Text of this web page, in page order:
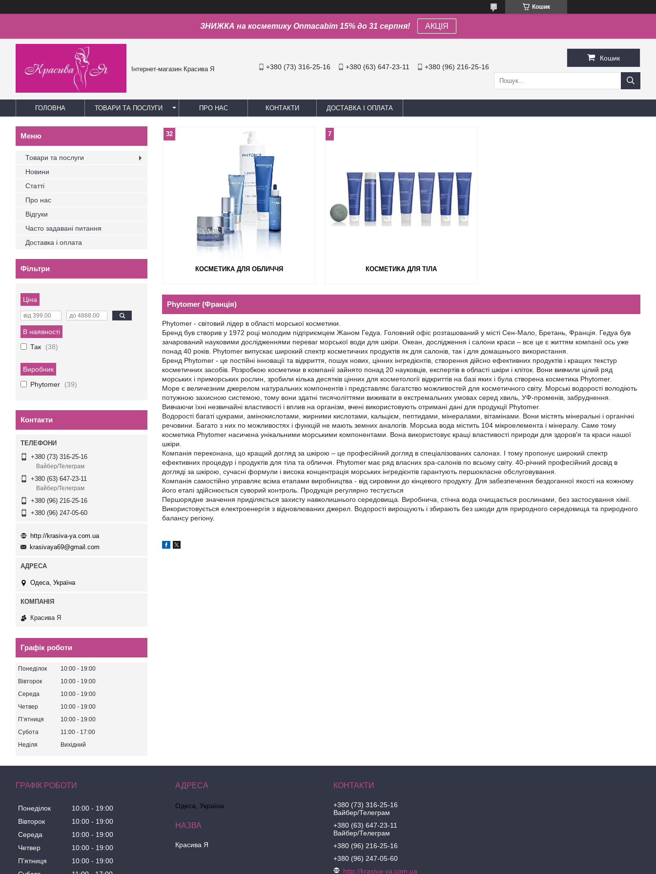
Кошик
ЗНИЖКА на косметику Onmacabim 15% до 31 серпня! АКЦІЯ
Інтернет-магазин Красива Я +380 (73) 316-25-16 +380 (63) 647-23-11 +380 (96) 216-25-16
Кошик
ГОЛОВНА ТОВАРИ ТА ПОСЛУГИ ПРО НАС КОНТАКТИ ДОСТАВКА І ОПЛАТА
КОСМЕТИКА ДЛЯ ОБЛИЧЧЯ
32
КОСМЕТИКА ДЛЯ ТІЛА
7
Phytomer (Франція)
Phytomer - світовий лідер в області морської косметики.
Бренд був створив у 1972 році молодим підприємцем Жаном Гедуа. Головний офіс розташований у місті Сен-Мало, Бретань, Франція. Гедуа був
зачарований науковими дослідженнями переваг морської води для шкіри. Океан, дослідження і салони краси – все це є життям компанії ось уже
понад 40 років. Phytomer випускає широкий спектр косметичних продуктів як для салонів, так і для домашнього використання.
Бренд Phytomer - це постійні інновації та відкриття, пошук нових, цінних інгредієнтів, створення дійсно ефективних продуктів і кращих текстур
косметичних засобів. Розробкою косметики в компанії зайнято понад 20 науковців, експертів в області шкіри і кліток. Вони вивчили цілий ряд
морських і приморських рослин, зробили кілька десятків цінних для косметології відкриттів на базі яких і була створена косметика Phytomer.
Море є величезним джерелом натуральних компонентів і представляє багатство можливостей для косметичного світу. Морські водорості володіють
потужною захисною системою, тому вони здатні тисячоліттями виживати в екстремальних умовах серед хвиль, УФ-променів, забруднення.
Вивчаючи їхні незвичайні властивості і вплив на організм, вчені використовують отримані дані для продукції Phytomer.
Водорості багаті цукрами, амінокислотами, жирними кислотами, кальцієм, пептидами, мінералами, вітамінами. Вони містять мінеральні і органічні
речовини. Багато з них по можливостях і функцій не мають земних аналогів. Морська вода містить 104 мікроелемента і мінералу. Саме тому
косметика Phytomer насичена унікальними морськими компонентами. Вона використовує кращі властивості природи для здоров'я та краси нашої
шкіри.
Компанія переконана, що кращий догляд за шкірою – це професійний догляд в спеціалізованих салонах. І тому пропонує широкий спектр
ефективних процедур і продуктів для тіла та обличчя. Phytomer має ряд власних spa-салонів по всьому світу. 40-річний професійний досвід в
догляді за шкірою, сучасні формули і висока концентрація морських інгредієнтів гарантують першокласне обслуговування.
Компанія самостійно управляє всіма етапами виробництва - від сировини до кінцевого продукту. Для забезпечення бездоганної якості на кожному
його етапі здійснюється суворий контроль. Продукція регулярно тестується
Першорядне значення приділяється захисту навколишнього середовища. Виробнича, стічна вода очищається рослинами, без застосування хімії.
Використовується електроенергія з відновлюваних джерел. Водорості вирощують і збирають без шкоди для природного середовища та природного
балансу регіону.
Товари та послуги
Новини
Статті
Про нас
Відгуки
Часто задавані питання
Доставка і оплата
Фільтри
Ціна
В наявності
Так
38
Виробник
Phytomer
39
Контакти
+380 (73) 316-25-16
Вайбер/Телеграм
+380 (63) 647-23-11
Вайбер/Телеграм
+380 (96) 216-25-16
+380 (96) 247-05-60
http://krasiva-ya.com.ua
krasivaya69@gmail.com
Одеса, Україна
Красива Я
Графік роботи
Понеділок 10:00
19:00
Вівторок
10:00
19:00
Середа
10:00
19:00
Четвер
10:00
19:00
Пʼятниця
10:00
19:00
Субота
11:00
17:00
Неділя
Вихідний
ГРАФІК РОБОТИ
Понеділок 10:00
19:00
Вівторок
10:00
19:00
Середа
10:00
19:00
Четвер
10:00
19:00
Пʼятниця
10:00
19:00
Одеса, Україна
Красива Я
+380 (73) 316-25-16
Вайбер/Телеграм
+380 (63) 647-23-11
Вайбер/Телеграм
+380 (96) 216-25-16
+380 (96) 247-05-60
http://krasiva-ya.com.ua